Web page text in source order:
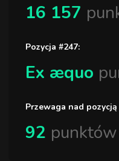
16 157
Pozycja #247:
Ex æquo
Przewaga nad pozycją
92 punktów